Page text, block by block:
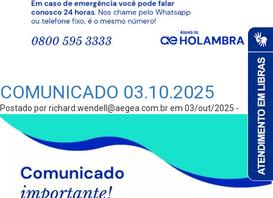
COMUNICADO 03.10.2025
Postado porrichard.wendell@aegea.com.brem 03/out/2025 -